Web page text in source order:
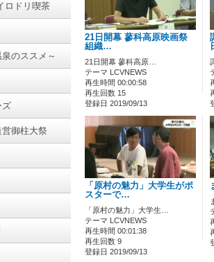
ロドリ喫茶
のススメ～
ズ
御柱大祭
21日開幕 蓼科高原映画祭
組織…
21日開幕 蓼科高原…
テーマ LCVNEWS
再生時間 00:00:58
再生回数 15
登録日 2019/09/13
「原村の魅力」大学生がポ
スターで…
「原村の魅力」大学生…
テーマ LCVNEWS
再生時間 00:01:38
再生回数 9
登録日 2019/09/13